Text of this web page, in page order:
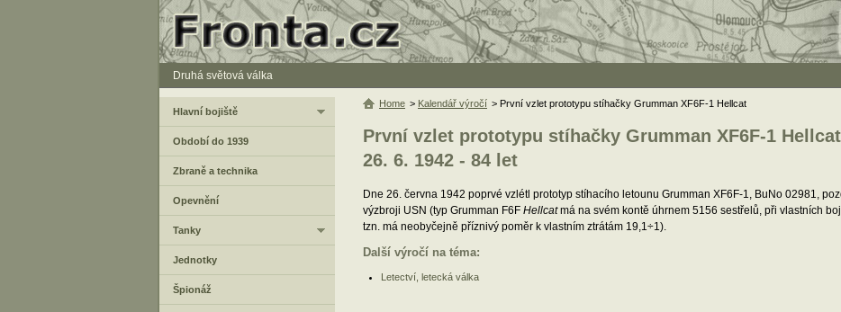
Druhá světová válka
První vzlet prototypu stíhačky Grumman XF6F-1 Hellcat
26. 6. 1942 - 84 let
Dne 26. června 1942 poprvé vzlétl prototyp stíhacího letounu Grumman XF6F-1, BuNo 02981,
výzbroji USN (typ Grumman F6F Hellcatmá na svém kontě úhrnem 5156 sestřelů, při vlastních
tzn. má neobyčejně příznivý poměr k vlastním ztrátám 19,1÷1).
Další výročí na téma:
Letectví, letecká válka
Home > Kalendář výročí > První vzlet prototypu stíhačky Grumman XF6F-1 Hellcat
Hlavní bojiště
Období do 1939
Zbraně a technika
Opevnění
Tanky
Jednotky
Špionáž